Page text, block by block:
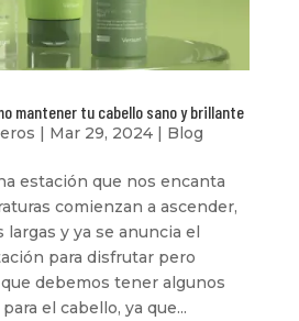
mantener tu cabello sano y brillante
| Mar 29, 2024| Blog
estación que nos encanta
comienzan a ascender,
largas y ya se anuncia el
para disfrutar pero
debemos tener algunos
el cabello, ya que...